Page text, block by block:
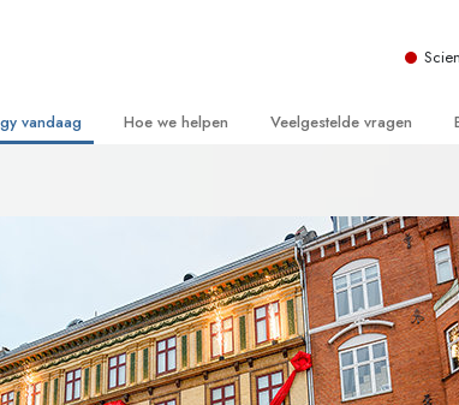
vandaag
evenementen
– Kerkelijk Leider van
Hoe we helpen
Criminon
Narconon
De Feiten over Drugs
Veelgestelde vragen
Binnen in een Kerk
De organisatie van
Luisterboeken
Introductielezingen
Introductiefilms
Diensten voor